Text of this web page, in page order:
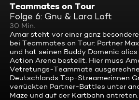
Teammates on Tour
Folge 6: Gnu & Lara Loft
30 Min.
Amar steht vor einer ganz
bei Teammates on Tour: Partner
und hat seinen Buddy Domenic
Action Arena bestellt. Hier muss
Vetretungs-Teammate
Deutschlands Top-Streamerinnen
verrückten Partner-Battles unter
Maze und auf der Kartbahn